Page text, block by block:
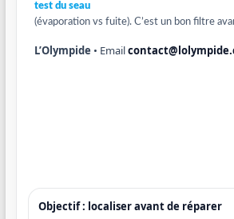
test du seau
(évaporation vs fuite). C’est un bon filtre
L’Olympide • Email
Objectif : localiser avant de réparer